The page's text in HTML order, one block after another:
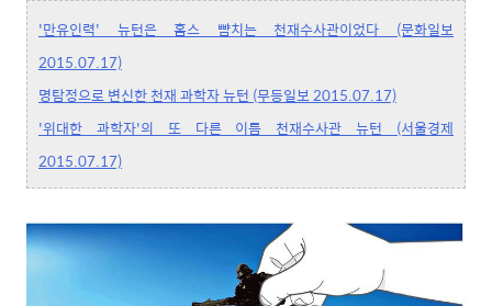
'만유인력' 뉴턴은 홈스 뺨치는 천재수사관이었다 (문화일보
2015.07.17)
명탐정으로 변신한 천재 과학자 뉴턴 (무등일보 2015.07.17)
'위대한 과학자'의 또 다른 이름 천재수사관 뉴턴 (서울경제
2015.07.17)